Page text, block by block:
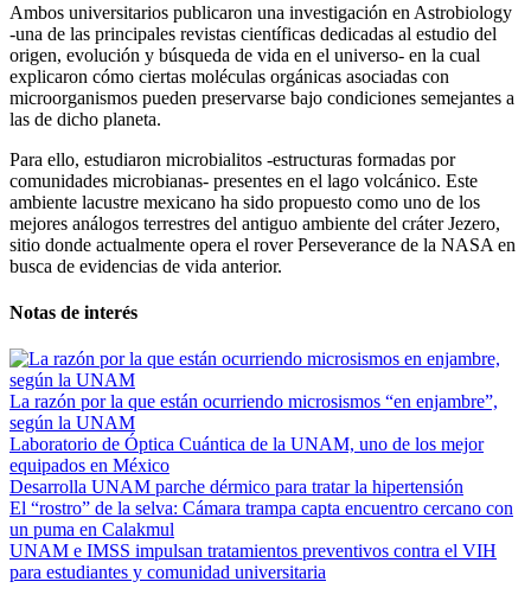
Ambos universitarios publicaron una investigación en Astrobiology
-una de las principales revistas científicas dedicadas al estudio del
origen, evolución y búsqueda de vida en el universo- en la cual
explicaron cómo ciertas moléculas orgánicas asociadas con
microorganismos pueden preservarse bajo condiciones semejantes a
las de dicho planeta.
Para ello, estudiaron microbialitos -estructuras formadas por
comunidades microbianas- presentes en el lago volcánico. Este
ambiente lacustre mexicano ha sido propuesto como uno de los
mejores análogos terrestres del antiguo ambiente del cráter Jezero,
sitio donde actualmente opera el rover Perseverance de la NASA en
busca de evidencias de vida anterior.
Notas de interés
La razón por la que están ocurriendo microsismos “en enjambre”,
según la UNAM
Laboratorio de Óptica Cuántica de la UNAM, uno de los mejor
equipados en México
Desarrolla UNAM parche dérmico para tratar la hipertensión
El “rostro” de la selva: Cámara trampa capta encuentro cercano con
un puma en Calakmul
UNAM e IMSS impulsan tratamientos preventivos contra el VIH
para estudiantes y comunidad universitaria